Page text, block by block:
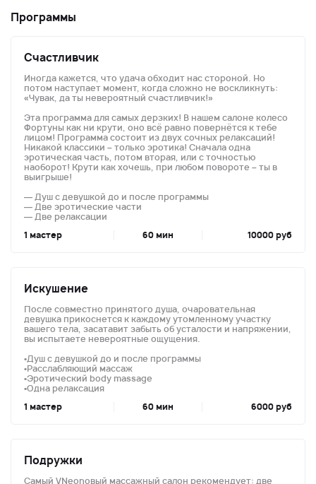
Программы
Счастливчик
Иногда кажется, что удача обходит нас стороной. Но
потом наступает момент, когда сложно не воскликнуть:
«Чувак, да ты невероятный счастливчик!»
Эта программа для самых дерзких! В нашем салоне колесо
Фортуны как ни крути, оно всё равно повернётся к тебе
лицом! Программа состоит из двух сочных релаксаций!
Никакой классики – только эротика! Сначала одна
эротическая часть, потом вторая, или с точностью
наоборот! Крути как хочешь, при любом повороте – ты в
выигрыше!
— Душ с девушкой до и после программы
— Две эротические части
— Две релаксации
1
60 мин 10000 руб
Искушение
После совместно принятого душа, очаровательная
девушка прикоснется к каждому утомленному участку
вашего тела, засатавит забыть об усталости и напряжении,
вы испытаете невероятные ощущения.
•Душ с девушкой до и после программы
•Расслабляющий массаж
•Эротический body massage
•Одна релаксация
1
60 мин 6000 руб
Подружки
Самый VNeonовый массажный салон рекомендует: две